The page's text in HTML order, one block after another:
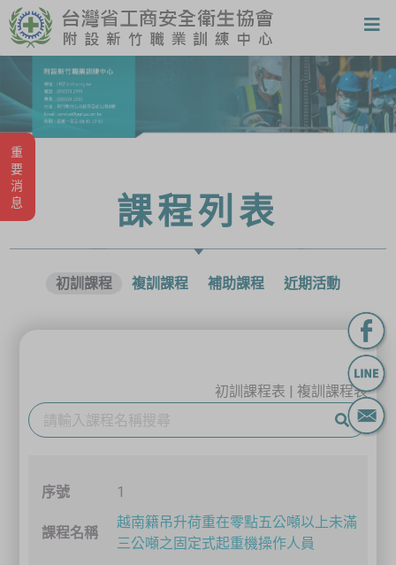
重要消息 課程列表
初訓課程 複訓課程 補助課程 近期活動
初訓課程表 複訓課程表
1
越南籍吊升荷重在零點五公噸以上未滿
三公噸之固定式起重機操作人員